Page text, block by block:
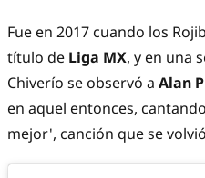
Fue en 2017 cuando los
título de Liga MX, y en una
Chiverío se observó a Alan
en aquel entonces,
mejor', canción que se